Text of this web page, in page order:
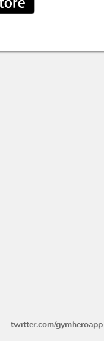
twitter.com/gymheroapp